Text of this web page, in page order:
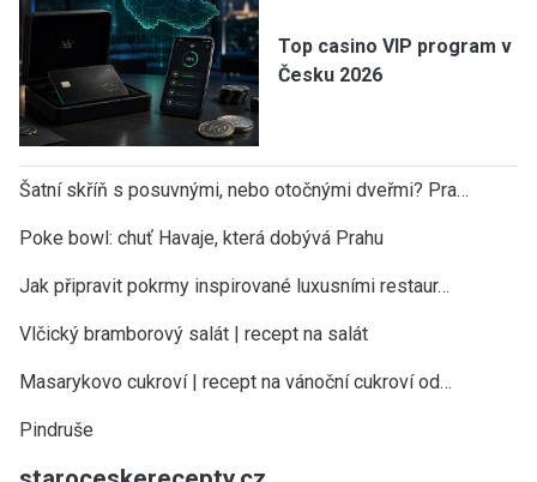
Top casino VIP program v
Česku 2026
Šatní skříň s posuvnými, nebo otočnými dveřmi? Pra…
Poke bowl: chuť Havaje, která dobývá Prahu
Jak připravit pokrmy inspirované luxusními restaur…
Vlčický bramborový salát | recept na salát
Masarykovo cukroví | recept na vánoční cukroví od…
Pindruše